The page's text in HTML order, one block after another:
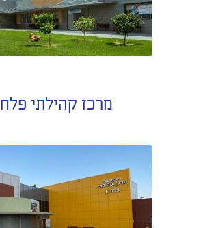
מרכז קהילתי פלח 5